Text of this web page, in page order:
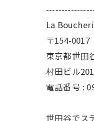
La
〒154-0017
東京都世田
村田ビル201
電話番号 :
世田谷でス